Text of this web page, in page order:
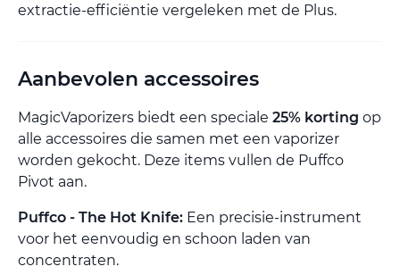
extractie-efficiëntie vergeleken met de Plus.
Aanbevolen accessoires
MagicVaporizers biedt een speciale 25% korting op
alle accessoires die samen met een vaporizer
worden gekocht. Deze items vullen de Puffco
Pivot aan.
Puffco - The Hot Knife: Een precisie-instrument
voor het eenvoudig en schoon laden van
concentraten.